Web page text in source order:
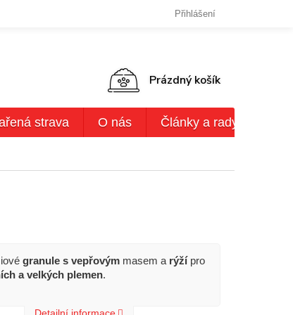
OSOBNÍCH ÚDAJŮ DODACÍ LHŮTY,ZPŮSOBY
Přihlášení
NÁKUPNÍ
Prázdný košík
strava O nás Články a rady
granule s vepřovýmmasem a rýžípro
a velkých plemen.